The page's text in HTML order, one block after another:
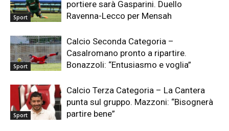
Sport
portiere sarà Gasparini. Duello
Ravenna-Lecco per Mensah
Sport
Calcio Seconda Categoria –
Casalromano pronto a ripartire.
Bonazzoli: “Entusiasmo e voglia”
Sport
Calcio Terza Categoria – La Cantera
punta sul gruppo. Mazzoni: “Bisognerà
partire bene”